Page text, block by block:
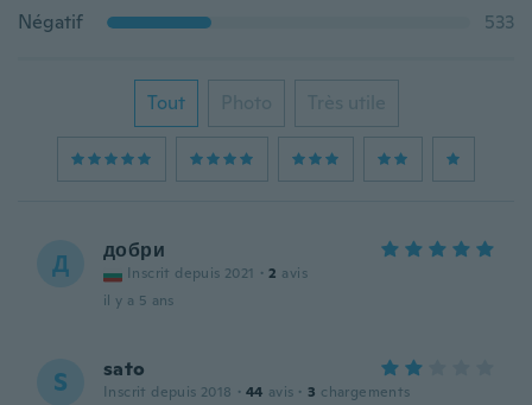
Négatif
533
Tout Photo Très utile
Д добри
Inscrit depuis 2021 · 2 avis
il y a 5 ans
S sato
Inscrit depuis 2018 · 44 avis · 3 chargements